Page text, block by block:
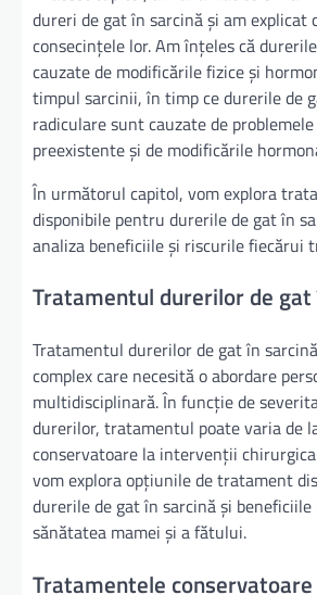
dureri de gat în sarcină și am explicat
consecințele lor. Am înțeles că
cauzate de modificările fizice și
timpul sarcinii, în timp ce durerile de
radiculare sunt cauzate de
preexistente și de modificările
În următorul capitol, vom explora
disponibile pentru durerile de gat în
analiza beneficiile și riscurile fiecărui
Tratamentul durerilor de gat
Tratamentul durerilor de gat în
complex care necesită o abordare
multidisciplinară. În funcție de
durerilor, tratamentul poate varia de
conservatoare la intervenții
vom explora opțiunile de tratament
durerile de gat în sarcină și
sănătatea mamei și a fătului.
Tratamentele conservatoare